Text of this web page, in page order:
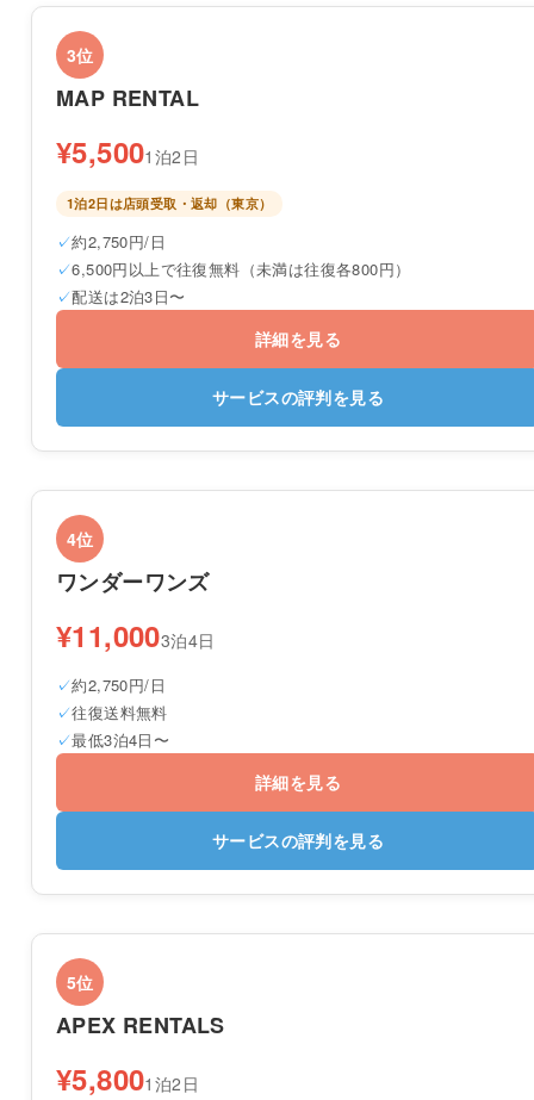
3位
MAP RENTAL
¥5,5001泊2日
1泊2日は店頭受取・返却（東京）
約2,750円/日
6,500円以上で往復無料（未満は往復各800円）
配送は2泊3日〜
詳細を見る
サービスの評判を見る
4位
ワンダーワンズ
¥11,0003泊4日
約2,750円/日
往復送料無料
最低3泊4日〜
詳細を見る
サービスの評判を見る
5位
APEX RENTALS
¥5,8001泊2日